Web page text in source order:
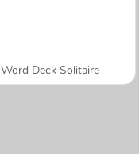
Word Deck Solitaire